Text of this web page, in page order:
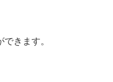
きます。